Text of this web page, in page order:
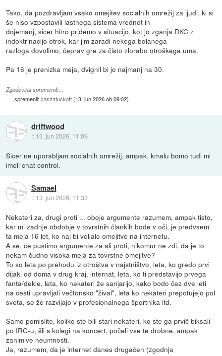
Tako, da pozdravljam vsako omejitev socialnih omrežij za ljudi, ki si
še niso vzpostavili lastnega sistema vrednot in
dojemanj, sicer hitro pridemo v situacijo, kot jo zganja RKC z
indoktrinacijo otrok, kar jim zaradi nekega bolanega
razloga dovolimo, čeprav gre za čisto zlorabo otroškega uma.
Pa 16 je prenizka meja, dvignil bi jo najmanj na 30.
Zgodovina sprememb…
spremenil:caszafuckoff(13. jun 2026 ob 09:02)
driftwood
:: 13. jun 2026, 11:09
Sicer ne uporabljam socialnih omrežij, ampak, kmalu bomo tudi mi
imeli chat control.
Samael
:: 13. jun 2026, 11:33
Nekateri za, drugi proti ... oboje argumente razumem, ampak tisto,
kar mi zadnje obdobje v tovrstnih člankih bode v oči, je predvsem
ta meja 16 let, ko naj bi veljale omejitve na internetu.
A se, če pustimo argumente za ali proti, nikomur ne zdi, da je to
nekam čudno visoka meja za tovrstne omejitve?
To so leta po prehodu iz otroštva v najstništvo, leta, ko gredo prvi
dijaki od doma v drug kraj, internat, leta, ko ti predstavijo prvega
fanta/dekle, leta, ko nekateri že sanjarijo, kako bodo čez dve leti
na cesti upravljali večtonsko "žival", leta ko nekateri prepotujejo pol
sveta, se že razvijajo v profesionalnega športnika itd.
Samo pomislite, koliko ste bili stari nekateri, ko ste ga prvič biksali
po IRC-u, šli s kolegi na koncert, počeli vse te drobne, ampak
zanimive neumnosti.
Ja, razumem, da je internet danes drugačen (zgodnja